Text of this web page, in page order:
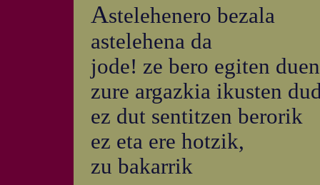
Astelehenero bezala
astelehena da
jode! ze bero egiten
zure argazkia ikusten
ez dut sentitzen berorik
ez eta ere hotzik,
zu bakarrik